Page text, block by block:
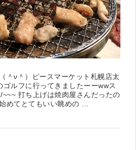
＾ν＾）ピースマーケット札幌店太
ゴルフに行ってきましたーーwwス
打ち上げは焼肉屋さんだったの
めてとてもいい眺めの …